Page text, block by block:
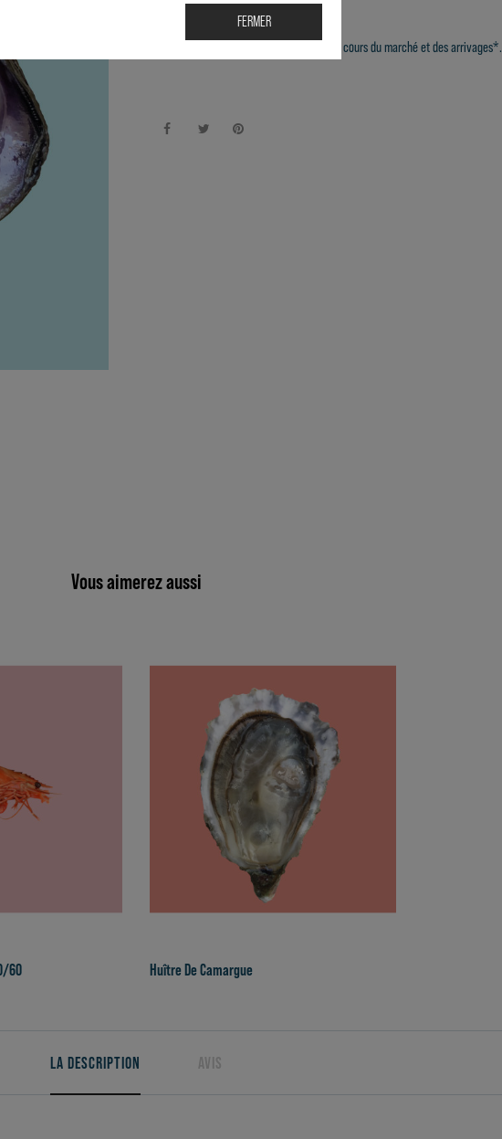
Le prix des produits peut varier selon le cours du marché et des arrivages*.
Vous aimerez aussi
60 Huître De Camargue
LA DESCRIPTION AVIS
FERMER